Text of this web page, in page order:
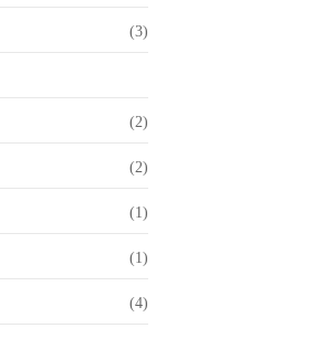
(3)
(2)
(2)
(1)
(1)
(4)